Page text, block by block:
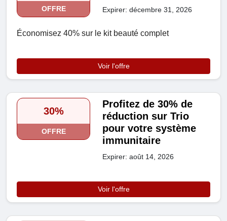
OFFRE Expirer: décembre 31, 2026
Économisez 40% sur le kit beauté complet
Voir l'offre
30%
OFFRE
Profitez de 30% de
réduction sur Trio
pour votre système
immunitaire
Expirer: août 14, 2026
Voir l'offre